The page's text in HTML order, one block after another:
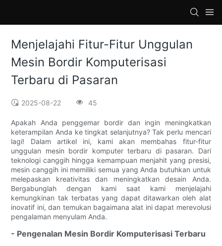
Menjelajahi Fitur-Fitur Unggulan
Mesin Bordir Komputerisasi
Terbaru di Pasaran
2025-08-22 45
Apakah Anda penggemar bordir dan ingin meningkatkan
keterampilan Anda ke tingkat selanjutnya? Tak perlu mencari
lagi! Dalam artikel ini, kami akan membahas fitur-fitur
unggulan mesin bordir komputer terbaru di pasaran. Dari
teknologi canggih hingga kemampuan menjahit yang presisi,
mesin canggih ini memiliki semua yang Anda butuhkan untuk
melepaskan kreativitas dan meningkatkan desain Anda.
Bergabunglah dengan kami saat kami menjelajahi
kemungkinan tak terbatas yang dapat ditawarkan oleh alat
inovatif ini, dan temukan bagaimana alat ini dapat merevolusi
pengalaman menyulam Anda.
- Pengenalan Mesin Bordir Komputerisasi Terbaru